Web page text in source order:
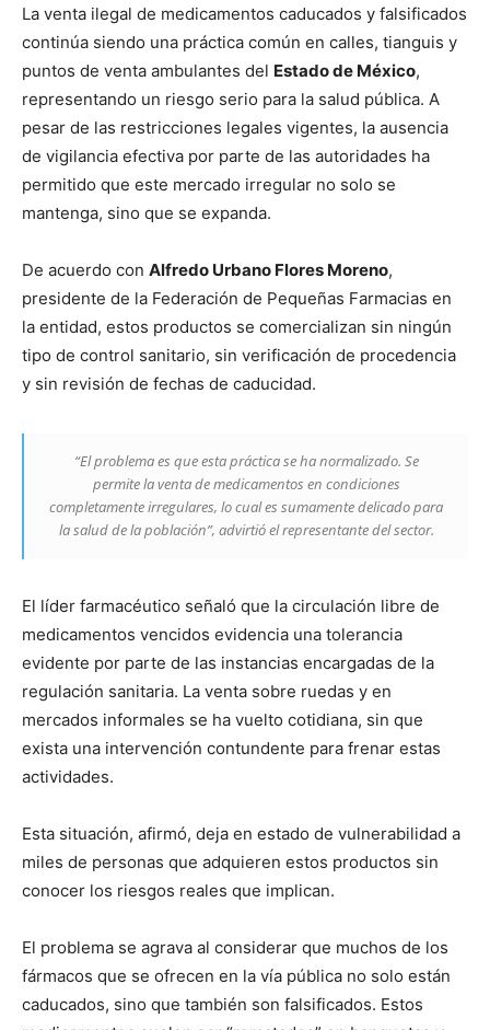
La venta ilegal de medicamentos caducados y falsificados
continúa siendo una práctica común en calles, tianguis y
puntos de venta ambulantes del Estado de México,
representando un riesgo serio para la salud pública. A
pesar de las restricciones legales vigentes, la ausencia
de vigilancia efectiva por parte de las autoridades ha
permitido que este mercado irregular no solo se
mantenga, sino que se expanda.
De acuerdo con Alfredo Urbano Flores Moreno,
presidente de la Federación de Pequeñas Farmacias en
la entidad, estos productos se comercializan sin ningún
tipo de control sanitario, sin verificación de procedencia
y sin revisión de fechas de caducidad.
“El problema es que esta práctica se ha normalizado. Se
permite la venta de medicamentos en condiciones
completamente irregulares, lo cual es sumamente delicado para
la salud de la población”, advirtió el representante del sector.
El líder farmacéutico señaló que la circulación libre de
medicamentos vencidos evidencia una tolerancia
evidente por parte de las instancias encargadas de la
regulación sanitaria. La venta sobre ruedas y en
mercados informales se ha vuelto cotidiana, sin que
exista una intervención contundente para frenar estas
actividades.
Esta situación, afirmó, deja en estado de vulnerabilidad a
miles de personas que adquieren estos productos sin
conocer los riesgos reales que implican.
El problema se agrava al considerar que muchos de los
fármacos que se ofrecen en la vía pública no solo están
caducados, sino que también son falsificados. Estos